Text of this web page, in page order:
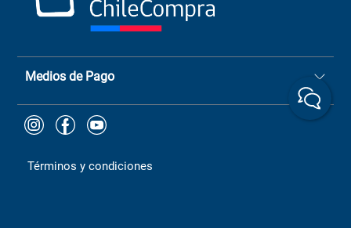
ChileCompras
+56 9 9888 9549
Medios de Pago
Términos y condiciones